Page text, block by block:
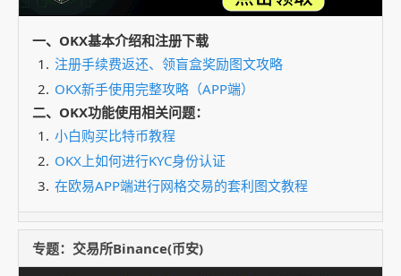
一、OKX基本介绍和注册下载
注册手续费返还、领盲盒奖励图文攻略
OKX新手使用完整攻略（APP端）
二、OKX功能使用相关问题：
小白购买比特币教程
OKX上如何进行KYC身份认证
在欧易APP端进行网格交易的套利图文教程
专题：交易所Binance(币安)